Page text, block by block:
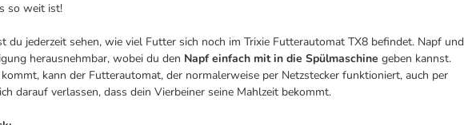
so weit ist!
du jederzeit sehen, wie viel Futter sich noch im Trixie Futterautomat TX8 befindet. Napf und
herausnehmbar, wobei du den Napf einfach mit in die Spülmaschine geben kannst.
kann der Futterautomat, der normalerweise per Netzstecker funktioniert, auch per
darauf verlassen, dass dein Vierbeiner seine Mahlzeit bekommt.